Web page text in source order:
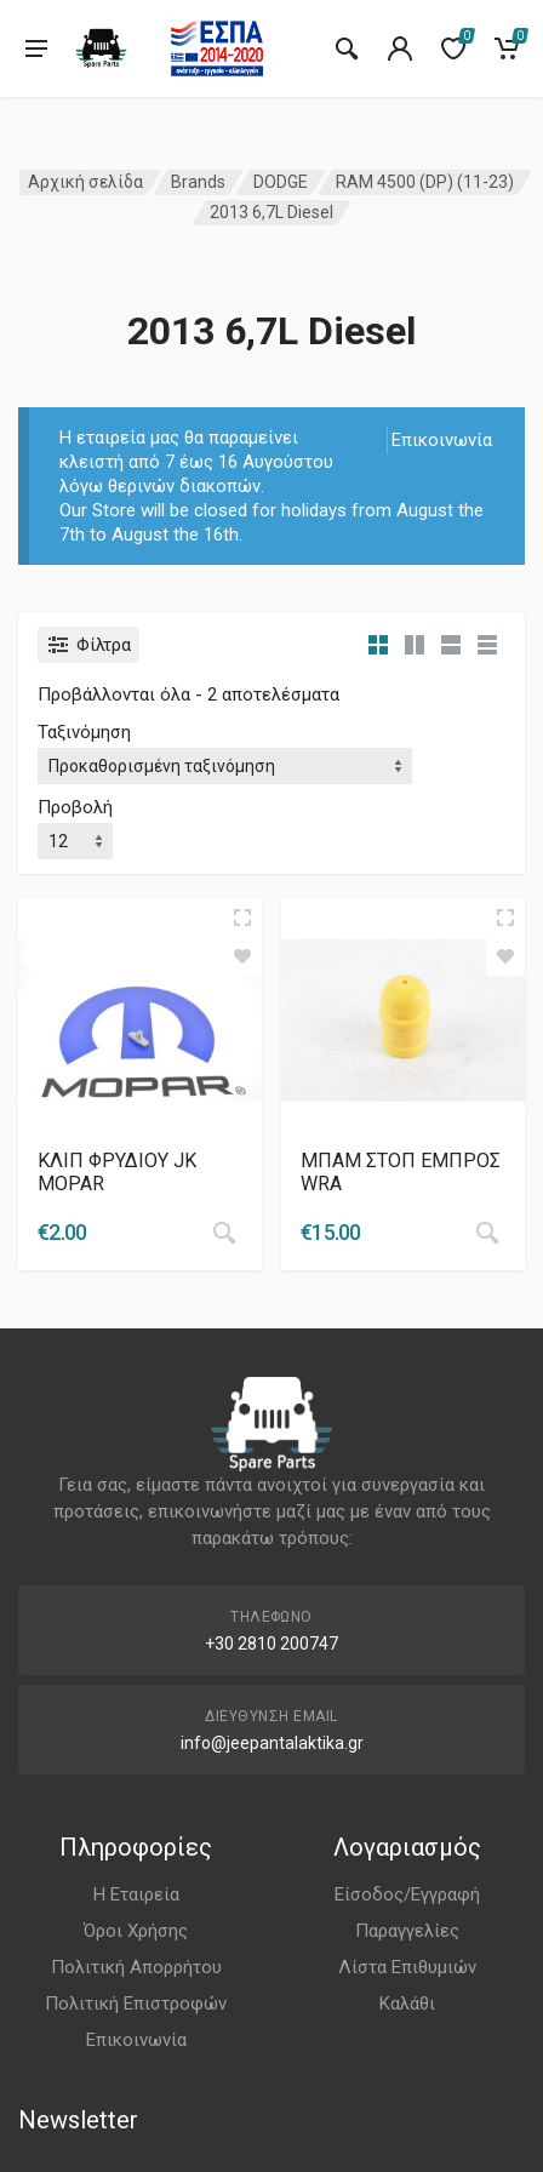
0 0
Αρχική σελίδα Brands DODGE
RAM 4500 (DP) (11-23)
2013 6,7L Diesel
2013 6,7L Diesel
Επικοινωνία
Η εταιρεία μας θα παραμείνει
κλειστή από 7 έως 16 Αυγούστου
λόγω θερινών διακοπών.
Our Store will be closed for holidays from August the
7th to August the 16th.
Φίλτρα
Προβάλλονται όλα - 2 αποτελέσματα
Ταξινόμηση
Προβολή
ΚΛΙΠ ΦΡΥΔΙΟΥ JK
MOPAR
€2.00
ΜΠΑΜ ΣΤΟΠ ΕΜΠΡΟΣ
WRA
€15.00
Γεια σας, είμαστε πάντα ανοιχτοί για συνεργασία και
προτάσεις, επικοινωνήστε μαζί μας με έναν από τους
παρακάτω τρόπους:
ΤΗΛΈΦΩΝΟ
+30 2810 200747
ΔΙΕΎΘΥΝΣΗ EMAIL
info@jeepantalaktika.gr
Πληροφορίες
Η Εταιρεία
Όροι Χρήσης
Πολιτική Απορρήτου
Πολιτική Επιστροφών
Επικοινωνία
Λογαριασμός
Είσοδος/Εγγραφή
Παραγγελίες
Λίστα Επιθυμιών
Καλάθι
Newsletter